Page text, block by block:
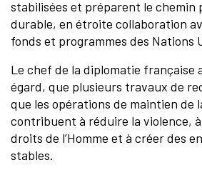
stabilisées et préparent le chemin
durable, en étroite collaboration
fonds et programmes des Nations
Le chef de la diplomatie française
égard, que plusieurs travaux de
que les opérations de maintien de
contribuent à réduire la violence,
droits de l’Homme et à créer des
stables.